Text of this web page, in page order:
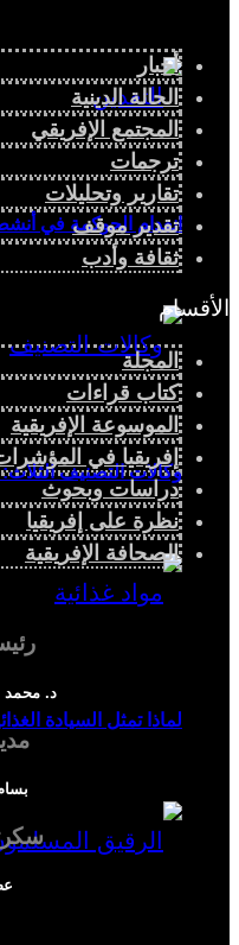
انعدام الحوكمة في
وكالات التصنيف
لماذا تمثل السيادة
أخبار
الحالة الدينية
المجتمع الإفريقي
ترجمات
تقارير وتحليلات
تقدير موقف
ثقافة وأدب
الأقسام
المجلة
كتاب قراءات
الموسوعة الإفريقية
إفريقيا في
دراسات وبحوث
نظرة على إفريقيا
الصحافة الإفريقية
د. محمد